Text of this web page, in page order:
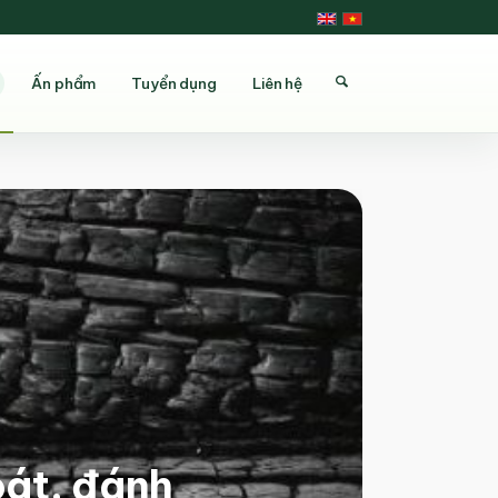
Ấn phẩm Tuyển dụng Liên hệ
đánh